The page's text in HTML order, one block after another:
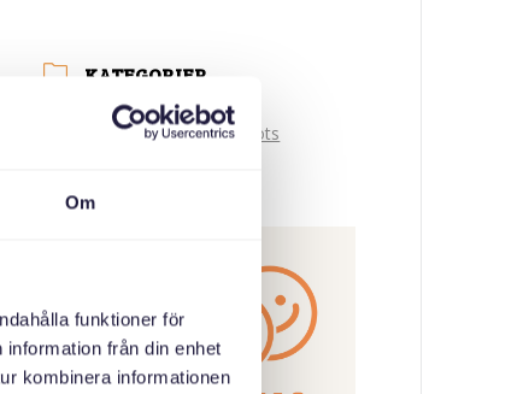
Om
funktioner för
från din enhet
kombinera informationen
KATEGORIER
Tre generationer möts
ARRANGÖR